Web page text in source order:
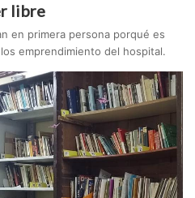
libre
en primera persona porqué es
emprendimiento del hospital.